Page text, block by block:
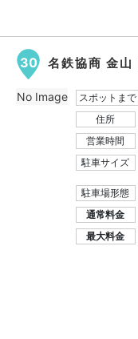
30 名鉄協商 金山
スポットまで
住所
営業時間
駐車サイズ
駐車場形態
通常料金
最大料金
No Image